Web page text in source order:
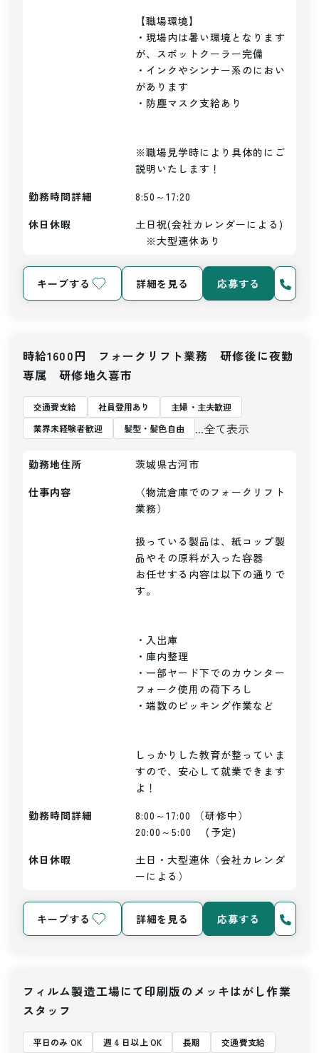
【職場環境】
・現場内は暑い環境となります
が、スポットクーラー完備
・インクやシンナー系のにおい
があります
・防塵マスク支給あり
※職場見学時により具体的にご
説明いたします！
勤務時間詳細
8:50～17:20
休日休暇
土日祝(会社カレンダーによる)
※大型連休あり
キープする 詳細を見る 応募する
時給1600円 フォークリフト業務 研修後に夜勤
専属 研修地久喜市
交通費支給 社員登用あり
主婦・主夫歓迎
業界未経験者歓迎
髪型・髪色自由 ...全て表示
勤務地住所
茨城県古河市
仕事内容
〈物流倉庫でのフォークリフト
業務）
扱っている製品は、紙コップ製
品やその原料が入った容器
お任せする内容は以下の通りで
す。
・入出庫
・庫内整理
・一部ヤード下でのカウンター
フォーク使用の荷下ろし
・端数のピッキング作業など
しっかりした教育が整っていま
すので、安心して就業できます
よ！
勤務時間詳細
8:00～17:00 （研修中）
20:00～5:00　 (予定)
休日休暇
土日・大型連休（会社カレンダ
ーによる）
キープする 詳細を見る 応募する
フィルム製造工場にて印刷版のメッキはがし作業
スタッフ
平日のみ OK 週 4 日以上 OK 長期 交通費支給